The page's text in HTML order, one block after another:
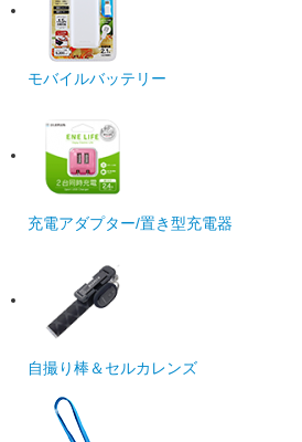
モバイルバッテリー
充電アダプター/置き型充電器
自撮り棒＆セルカレンズ